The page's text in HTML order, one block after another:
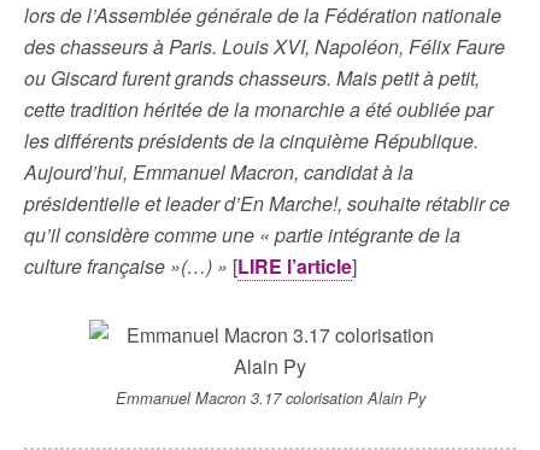
lors de l’Assemblée générale de la Fédération nationale
des chasseurs à Paris. Louis XVI, Napoléon, Félix Faure
ou Giscard furent grands chasseurs. Mais petit à petit,
cette tradition héritée de la monarchie a été oubliée par
les différents présidents de la cinquième République.
Aujourd’hui, Emmanuel Macron, candidat à la
présidentielle et leader d’En Marche!, souhaite rétablir ce
qu’il considère comme une « partie intégrante de la
culture française »(…) » [LIRE l’article]
Emmanuel Macron 3.17 colorisation Alain Py